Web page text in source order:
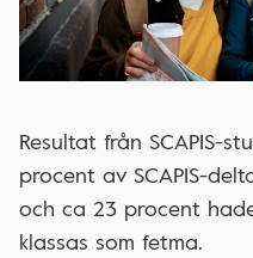
Resultat från SCAPIS-
procent av SCAPIS-
och ca 23 procent
klassas som fetma.